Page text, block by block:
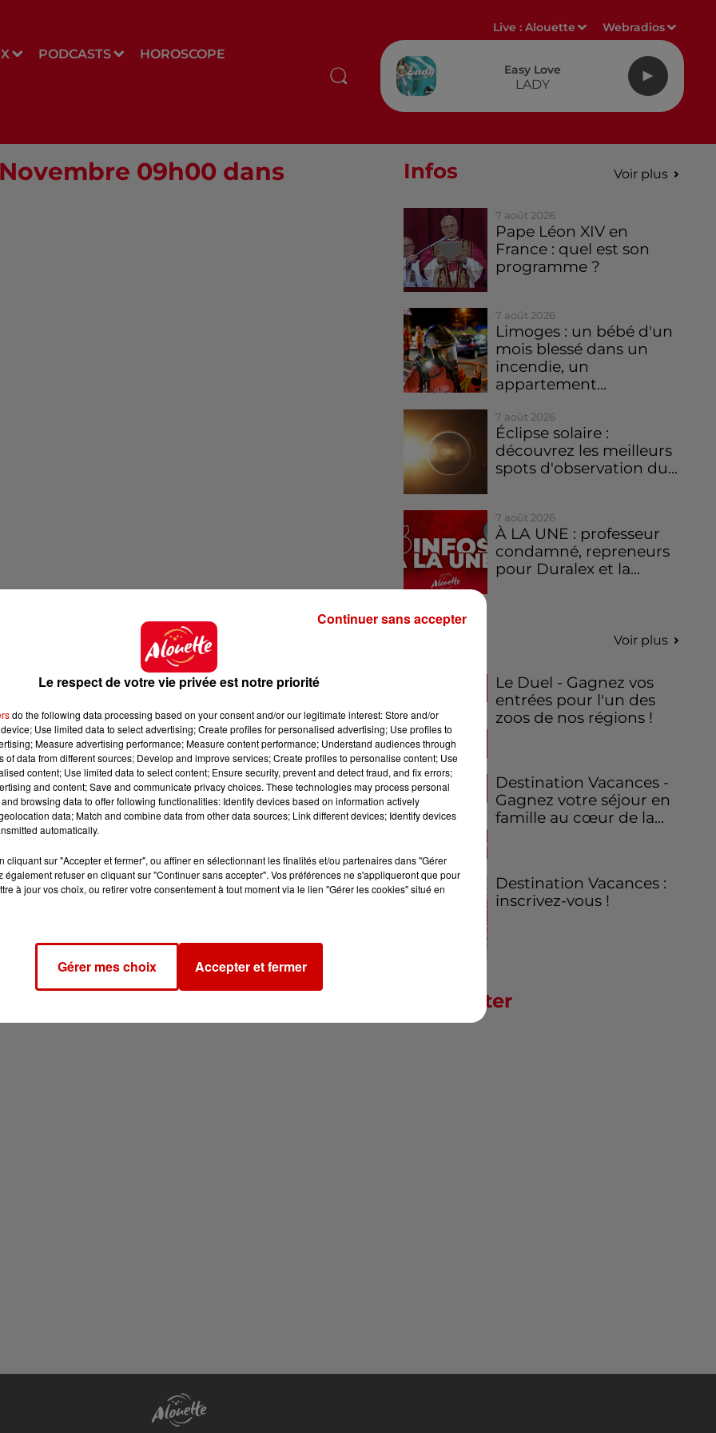
PODCASTS HOROSCOPE
Live :Alouette Webradios
Easy Love
LADY
09h00 dans
Infos Voir plus
7 août 2026
Pape Léon XIV en
France : quel est son
programme ?
7 août 2026
Limoges : un bébé d'un
mois blessé dans un
incendie, un
appartement...
7 août 2026
Éclipse solaire :
découvrez les meilleurs
spots d'observation du...
7 août 2026
À LA UNE : professeur
condamné, repreneurs
pour Duralex et la...
Voir plus
Le Duel - Gagnez vos
entrées pour l'un des
zoos de nos régions !
Destination Vacances -
Gagnez votre séjour en
famille au cœur de la...
Destination Vacances :
inscrivez-vous !
Newsletter
Le respect de votre vie privée est notre priorité
do the following data processing based on your consent and/or our legitimate interest: Store and/or
Use limited data to select advertising; Create profiles for personalised advertising; Use profiles to
Measure advertising performance; Measure content performance; Understand audiences through
of data from different sources; Develop and improve services; Create profiles to personalise content; Use
content; Use limited data to select content; Ensure security, prevent and detect fraud, and fix errors;
and content; Save and communicate privacy choices. These technologies may process personal
browsing data to offer following functionalities: Identify devices based on information actively
data; Match and combine data from other data sources; Link different devices; Identify devices
automatically.
cliquant sur "Accepter et fermer", ou affiner en sélectionnant les finalités et/ou partenaires dans "Gérer
également refuser en cliquant sur "Continuer sans accepter". Vos préférences ne s'appliqueront que pour
à jour vos choix, ou retirer votre consentement à tout moment via le lien "Gérer les cookies" situé en
Gérer mes choix Accepter et fermer
Continuer sans accepter